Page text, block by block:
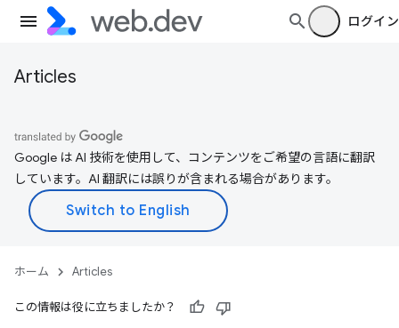
ログイン
Articles
Google は AI 技術を使用して、コンテンツをご希望の言語に翻訳
しています。AI 翻訳には誤りが含まれる場合があります。
ホーム Articles
この情報は役に立ちましたか？